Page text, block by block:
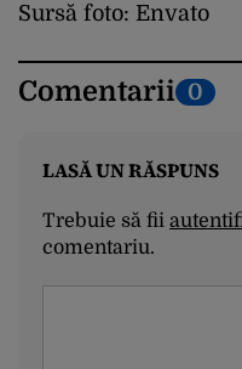
Sursă foto: Envato
Comentarii 0
LASĂ UN RĂSPUNS
Trebuie să fii
comentariu.